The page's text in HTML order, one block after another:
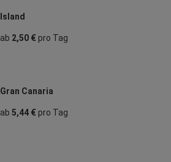
Island
ab 2,50 €pro Tag
Gran Canaria
ab 5,44 €pro Tag